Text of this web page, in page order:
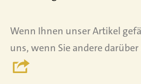
Wenn Ihnen unser Artikel
uns, wenn Sie andere